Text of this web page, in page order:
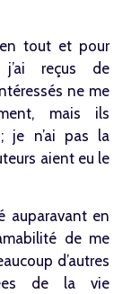
tout et pour
reçus de
ne me
mais ils
je n’ai pas la
aient eu le
auparavant en
de me
d’autres
de la vie